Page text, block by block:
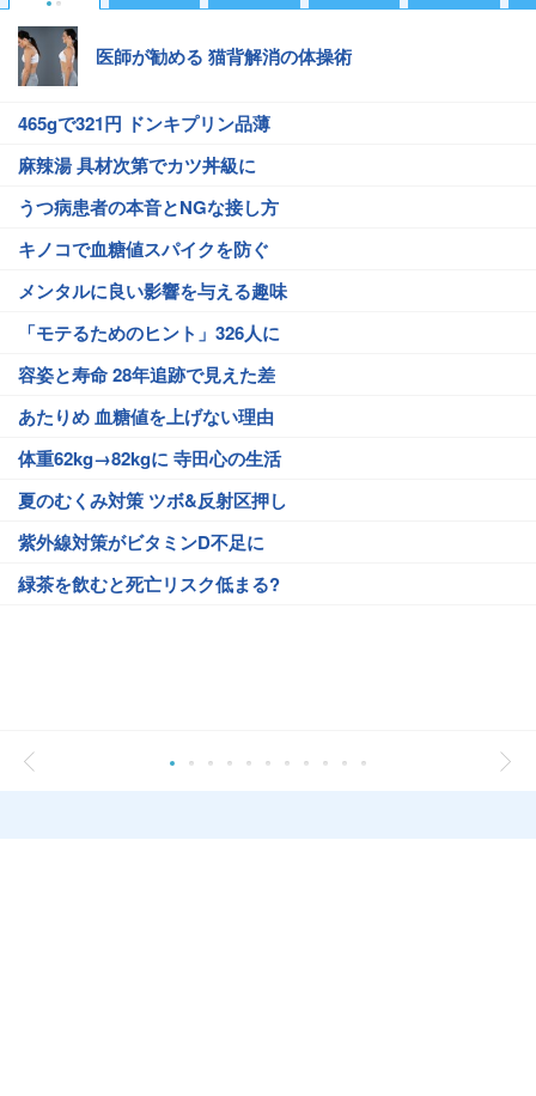
医師が勧める 猫背解消の体操術
465gで321円 ドンキプリン品薄
麻辣湯 具材次第でカツ丼級に
うつ病患者の本音とNGな接し方
キノコで血糖値スパイクを防ぐ
メンタルに良い影響を与える趣味
「モテるためのヒント」326人に
容姿と寿命 28年追跡で見えた差
あたりめ 血糖値を上げない理由
体重62kg→82kgに 寺田心の生活
夏のむくみ対策 ツボ&反射区押し
紫外線対策がビタミンD不足に
緑茶を飲むと死亡リスク低まる?